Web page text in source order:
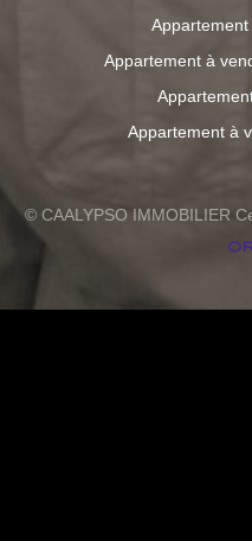
Appartement à
Appartement à
© CAALYPSO IMMOBILIER